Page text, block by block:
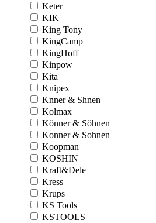
Keter
KIK
King Tony
KingCamp
KingHoff
Kinpow
Kita
Knipex
Knner & Shnen
Kolmax
Könner & Söhnen
Konner & Sohnen
Koopman
KOSHIN
Kraft&Dele
Kress
Krups
KS Tools
KSTOOLS